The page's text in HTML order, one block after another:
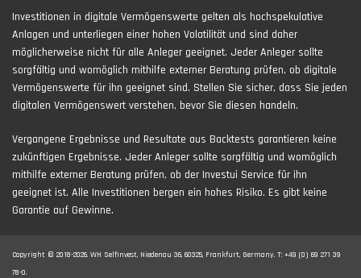
Investitionen in digitale Vermögenswerte gelten als hochspekulative
Anlagen und unterliegen einer hohen Volatilität und sind daher
möglicherweise nicht für alle Anleger geeignet. Jeder Anleger sollte
sorgfältig und womöglich mithilfe externer Beratung prüfen, ob digitale
Vermögenswerte für ihn geeignet sind. Stellen Sie sicher, dass Sie jeden
digitalen Vermögenswert verstehen, bevor Sie diesen handeln.
Vergangene Ergebnisse und Resultate aus Backtests garantieren keine
zukünftigen Ergebnisse. Jeder Anleger sollte sorgfältig und womöglich
mithilfe externer Beratung prüfen, ob der Investui Service für ihn
geeignet ist. Alle Investitionen bergen ein hohes Risiko. Es gibt keine
Garantie auf Gewinne.
Copyright © 2018-2026. WH SelfInvest, Niedenau 36, 60325, Frankfurt, Germany. T: +49 (0) 69 271 39
78-0.